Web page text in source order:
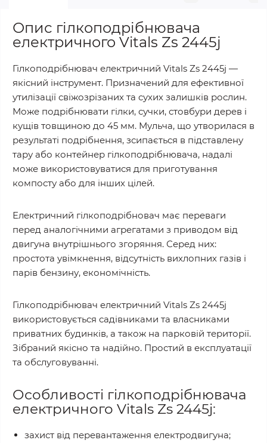
Опис гілкоподрібнювача
електричного Vitals Zs 2445j
Гілкоподрібнювач електричний Vitals Zs 2445j —
якісний інструмент. Призначений для ефективної
утилізації свіжозрізаних та сухих залишків рослин.
Може подрібнювати гілки, сучки, стовбури дерев і
кущів товщиною до 45 мм. Мульча, що утворилася в
результаті подрібнення, зсипається в підставлену
тару або контейнер гілкоподрібнювача, надалі
може використовуватися для приготування
компосту або для інших цілей.
Електричний гілкоподрібновач має переваги
перед аналогічними агрегатами з приводом від
двигуна внутрішнього згоряння. Серед них:
простота увімкнення, відсутність вихлопних газів і
парів бензину, економічність.
Гілкоподрібнювач електричний Vitals Zs 2445j
використовується садівниками та власниками
приватних будинків, а також на парковій території.
Зібраний якісно та надійно. Простий в експлуатації
та обслуговуванні.
Особливості гілкоподрібнювача
електричного Vitals Zs 2445j:
захист від перевантаження електродвигуна;